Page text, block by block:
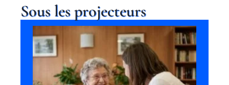
Sous les projecteurs